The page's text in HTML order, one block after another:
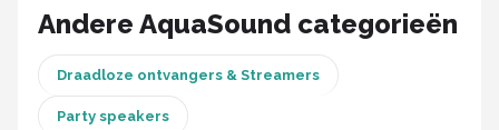
Andere AquaSound categorieën
Draadloze ontvangers & Streamers
Party speakers